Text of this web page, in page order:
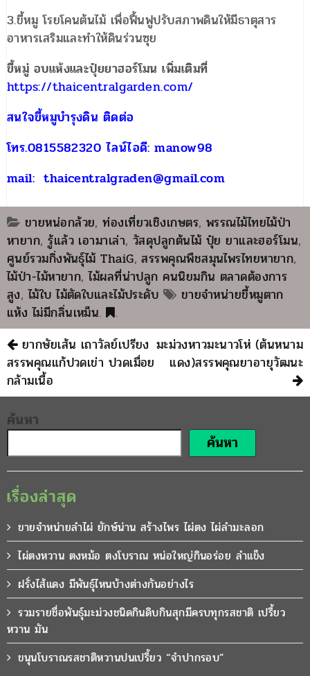
3.ขี้หมู โรยโคนต้นไม้ เพื่อฟื้นฟูปรับสภาพดินให้มีธาตุสาร
อาหารเสริมและทำให้ดินร่วนซุย
ขี้หมู่ อบแห้งและปุ๋ยยาฮอร์โมน เพิ่มเติมที่
https://thaicentralgarden.com/
สนใจขี้หมูบำรุงดิน ติดต่อ
โทร.0815582320 ไลน์ไอดี: manow98
mail: thaicentralgraden@gmail.com
ขายหน่อกล้วย,ท่องเที่ยวเชิงเกษตร, พรรณไม้ไทยไม้ป่า
หายาก,รู้แล้ว เอามาเล่า, วัสดุปลูกต้นไม้ ปุ๋ย ยาและฮอร์โมน,
ศูนย์รวมกิ่งพันธุ์ไม้ ThaiG,สรรพคุณพืชสมุนไพรไทยหายาก,
ไม้ป่า-ไม้หายาก,ไม้ผลที่น่าปลูก คนนิยมกิน ตลาดต้องการ
สูง,ไม้ใบ ไม้ตัดใบและไม้ประดับ
ขายจำหน่ายขี้หมูตาก
แห้ง ไม่มีกลิ่นเหม็น. .
ยากษัยเส้น เถาวัลย์เปรียง
สรรพคุณแก้ปวดเข่า ปวดเมื่อย
กล้ามเนื้อ
มะม่วงหาวมะนาวโห่ (ต้นหนาม
แดง)สรรพคุณยาอายุวัฒนะ
ค้นหา
ค้นหา
เรื่องล่าสุด
ขายจำหน่ายลำไผ่ ยักษ์น่าน สร้างไพร ไผ่ตง ไผ่ลำมะลอก
ไผ่ตงหวาน ตงหม้อ ตงโบราณ หน่อใหญ่กินอร่อย ลำแข็ง
ฝรั่งไส้แดง มีพันธุ์ไหนบ้างต่างกันอย่างไร
รวมรายชื่อพันธุ์มะม่วงชนิดกินดิบกินสุกมีครบทุกรสชาติ เปรี้ยว
หวาน มัน
ขนุนโบราณรสชาติหวานปนเปรี้ยว “จำปากรอบ”